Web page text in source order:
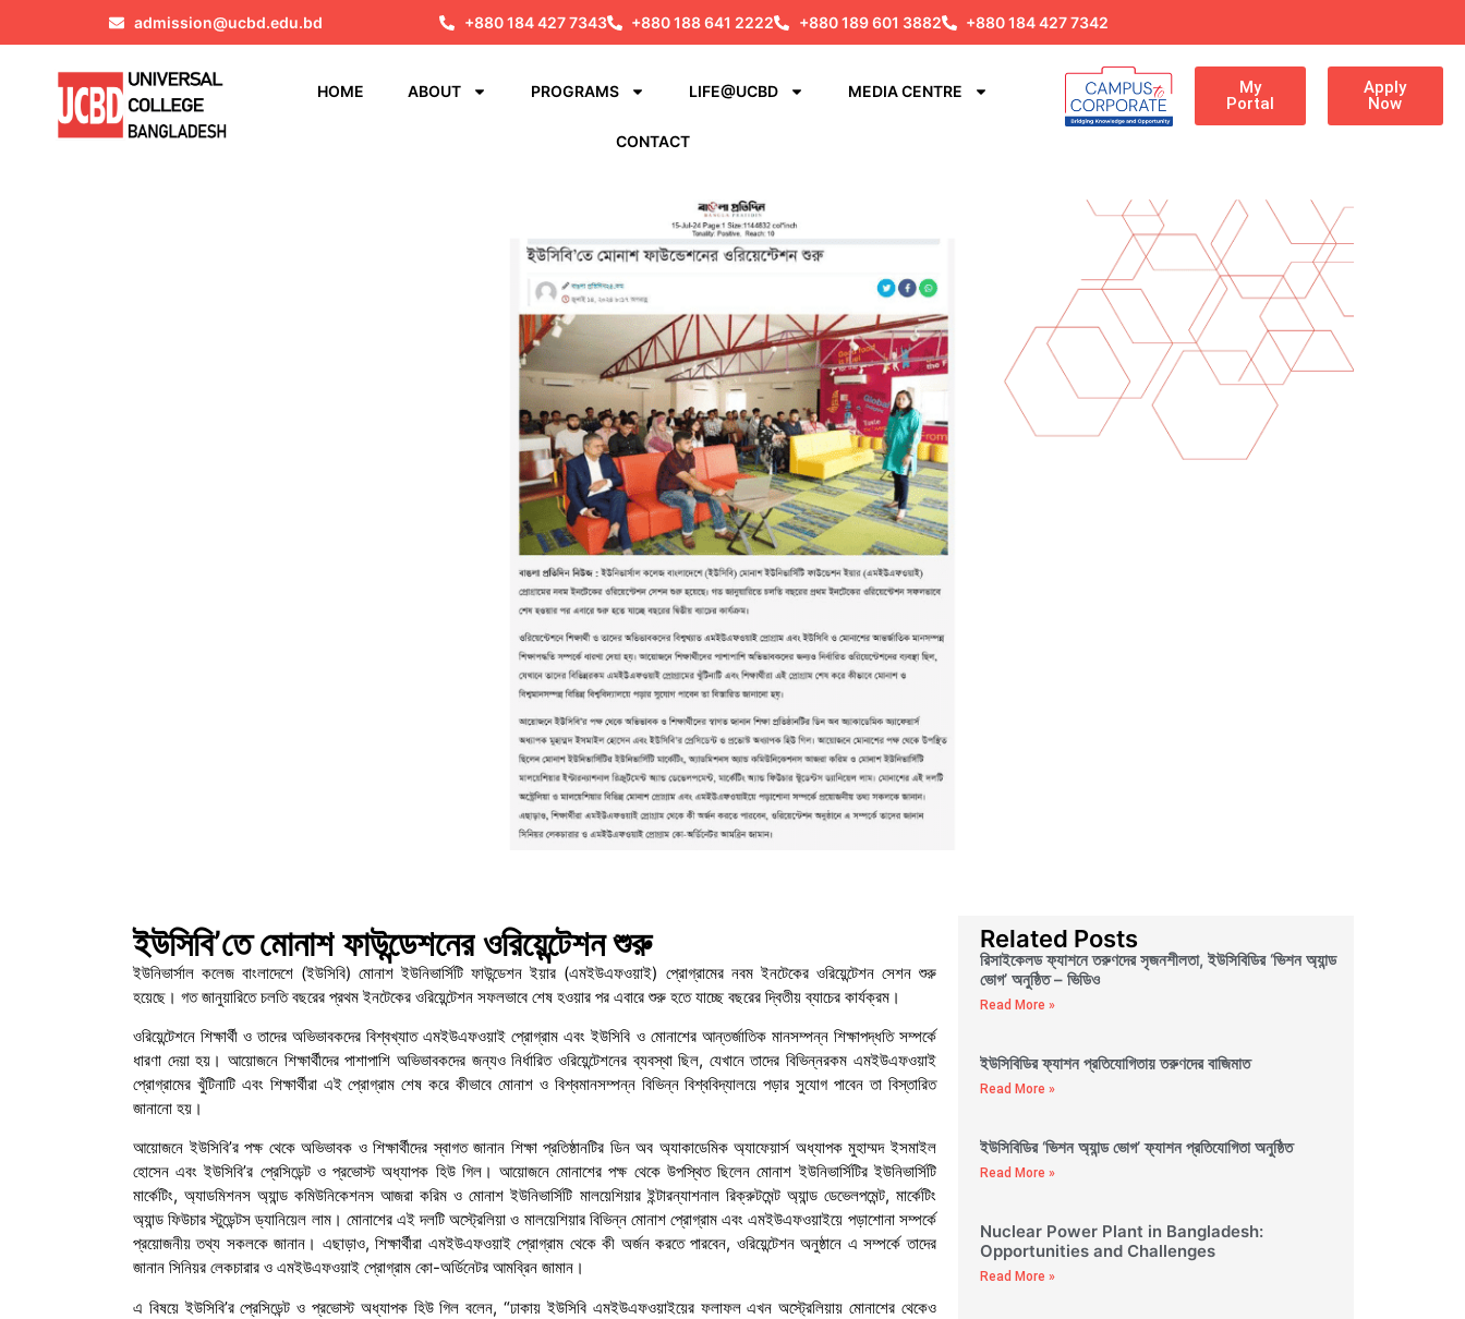
admission@ucbd.edu.bd +880 184 427 7343 +880 188 641 2222 +880 189 601 3882 +880 184 427 7342
HOME ABOUT PROGRAMS LIFE@UCBD MEDIA CENTRE
CONTACT
My
Portal
Apply
Now
ইউসিবি’তে মোনাশ ফাউন্ডেশনের ওরিয়েন্টেশন শুরু
ইউনিভার্সাল কলেজ বাংলাদেশে (ইউসিবি) মোনাশ ইউনিভার্সিটি ফাউন্ডেশন ইয়ার (এমইউএফওয়াই) প্রোগ্রামের নবম ইনটেকের ওরিয়েন্টেশন সেশন শুরু
হয়েছে। গত জানুয়ারিতে চলতি বছরের প্রথম ইনটেকের ওরিয়েন্টেশন সফলভাবে শেষ হওয়ার পর এবারে শুরু হতে যাচ্ছে বছরের দ্বিতীয় ব্যাচের কার্যক্রম।
ওরিয়েন্টেশনে শিক্ষার্থী ও তাদের অভিভাবকদের বিশ্বখ্যাত এমইউএফওয়াই প্রোগ্রাম এবং ইউসিবি ও মোনাশের আন্তর্জাতিক মানসম্পন্ন শিক্ষাপদ্ধতি সম্পর্কে
ধারণা দেয়া হয়। আয়োজনে শিক্ষার্থীদের পাশাপাশি অভিভাবকদের জন্যও নির্ধারিত ওরিয়েন্টেশনের ব্যবস্থা ছিল, যেখানে তাদের বিভিন্নরকম এমইউএফওয়াই
প্রোগ্রামের খুঁটিনাটি এবং শিক্ষার্থীরা এই প্রোগ্রাম শেষ করে কীভাবে মোনাশ ও বিশ্বমানসম্পন্ন বিভিন্ন বিশ্ববিদ্যালয়ে পড়ার সুযোগ পাবেন তা বিস্তারিত
জানানো হয়।
আয়োজনে ইউসিবি’র পক্ষ থেকে অভিভাবক ও শিক্ষার্থীদের স্বাগত জানান শিক্ষা প্রতিষ্ঠানটির ডিন অব অ্যাকাডেমিক অ্যাফেয়ার্স অধ্যাপক মুহাম্মদ ইসমাইল
হোসেন এবং ইউসিবি’র প্রেসিডেন্ট ও প্রভোস্ট অধ্যাপক হিউ গিল। আয়োজনে মোনাশের পক্ষ থেকে উপস্থিত ছিলেন মোনাশ ইউনিভার্সিটির ইউনিভার্সিটি
মার্কেটিং, অ্যাডমিশনস অ্যান্ড কমিউনিকেশনস আজরা করিম ও মোনাশ ইউনিভার্সিটি মালয়েশিয়ার ইন্টারন্যাশনাল রিক্রুটমেন্ট অ্যান্ড ডেভেলপমেন্ট, মার্কেটিং
অ্যান্ড ফিউচার স্টুডেন্টস ড্যানিয়েল লাম। মোনাশের এই দলটি অস্ট্রেলিয়া ও মালয়েশিয়ার বিভিন্ন মোনাশ প্রোগ্রাম এবং এমইউএফওয়াইয়ে পড়াশোনা সম্পর্কে
প্রয়োজনীয় তথ্য সকলকে জানান। এছাড়াও, শিক্ষার্থীরা এমইউএফওয়াই প্রোগ্রাম থেকে কী অর্জন করতে পারবেন, ওরিয়েন্টেশন অনুষ্ঠানে এ সম্পর্কে তাদের
জানান সিনিয়র লেকচারার ও এমইউএফওয়াই প্রোগ্রাম কো-অর্ডিনেটর আমব্রিন জামান।
এ বিষয়ে ইউসিবি’র প্রেসিডেন্ট ও প্রভোস্ট অধ্যাপক হিউ গিল বলেন, “ঢাকায় ইউসিবি এমইউএফওয়াইয়ের ফলাফল এখন অস্ট্রেলিয়ায় মোনাশের থেকেও
Related Posts
রিসাইকেলড ফ্যাশনে তরুণদের সৃজনশীলতা, ইউসিবিডির ‘ভিশন অ্যান্ড
ভোগ’ অনুষ্ঠিত – ভিডিও
Read More »
ইউসিবিডির ফ্যাশন প্রতিযোগিতায় তরুণদের বাজিমাত
Read More »
ইউসিবিডির ‘ভিশন অ্যান্ড ভোগ’ ফ্যাশন প্রতিযোগিতা অনুষ্ঠিত
Read More »
Nuclear Power Plant in Bangladesh:
Opportunities and Challenges
Read More »